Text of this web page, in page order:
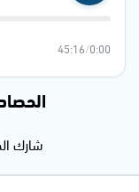
0:00
/
45:16
الحصاد
شارك